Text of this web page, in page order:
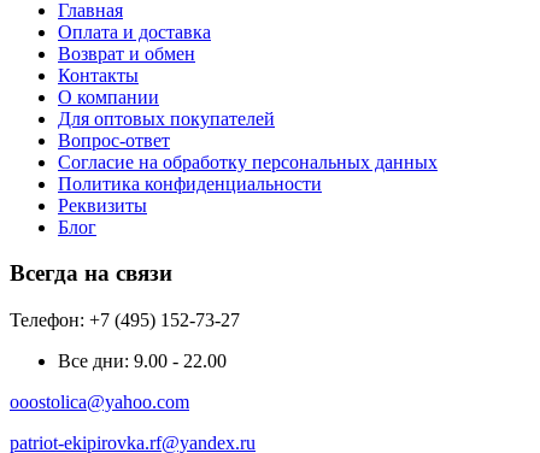
Главная
Оплата и доставка
Возврат и обмен
Контакты
О компании
Для оптовых покупателей
Вопрос-ответ
Согласие на обработку персональных данных
Политика конфиденциальности
Реквизиты
Блог
Всегда на связи
Телефон: +7 (495) 152-73-27
Все дни: 9.00 - 22.00
ooostolica@yahoo.com
patriot-ekipirovka.rf@yandex.ru